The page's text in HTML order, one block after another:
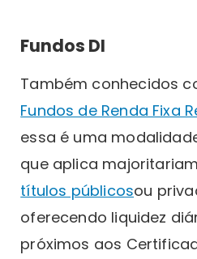
Fundos DI
Também conhecidos
Fundos de Renda Fixa
essa é uma
que aplica
títulos públicosou
oferecendo liquidez
próximos aos